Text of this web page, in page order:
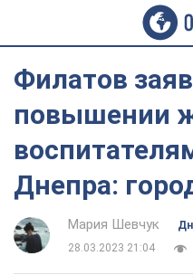
Филатов
повышении
Днепра:
Мария Шевчук
28.03.2023 21:04